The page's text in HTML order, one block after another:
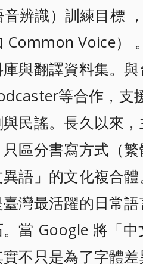
音辨識）訓練目標
Common Voice）
與翻譯資料集。
等合作，支
民謠。長久以來
區分書寫方式（
語」的文化複合
灣最活躍的日常
當 Google 將「
實不只是為了字體